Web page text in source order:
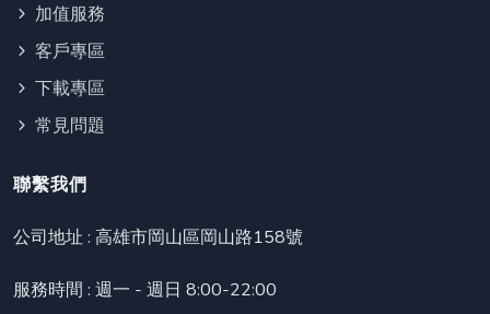
加值服務
客戶專區
下載專區
常見問題
聯繫我們
公司地址 : 高雄市岡山區岡山路158號
服務時間 : 週一 - 週日 8:00-22:00